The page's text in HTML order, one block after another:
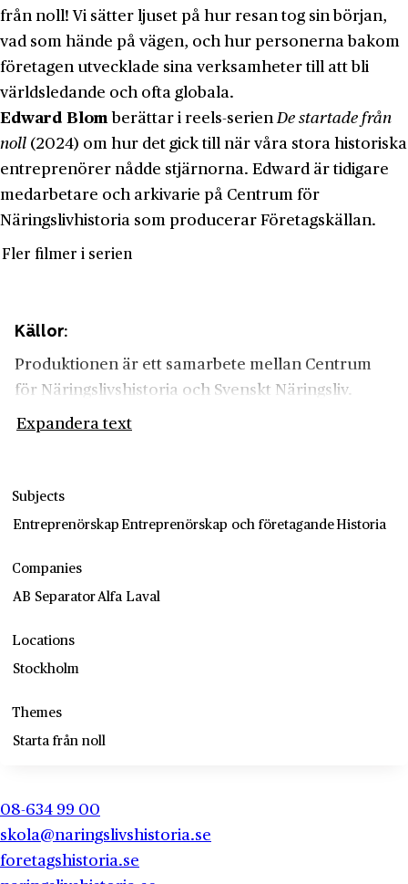
från noll! Vi sätter ljuset på hur resan tog sin början,
vad som hände på vägen, och hur personerna bakom
företagen utvecklade sina verksamheter till att bli
världsledande och ofta globala.
Edward Blom berättar i reels-serienDe startade från
noll (2024) om hur det gick till när våra stora historiska
entreprenörer nådde stjärnorna. Edward är tidigare
medarbetare och arkivarie på Centrum för
Näringslivhistoria som producerar Företagskällan.
Fler filmer i serien
Källor:
Produktionen är ett samarbete mellan Centrum
för Näringslivshistoria och Svenskt Näringsliv.
Expandera text
Subjects
Entreprenörskap Entreprenörskap och företagande Historia
Companies
AB Separator Alfa Laval
Locations
Stockholm
Themes
Starta från noll
08-634 99 00
skola@naringslivshistoria.se
foretagshistoria.se